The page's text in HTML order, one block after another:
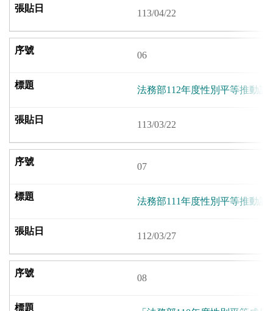
113/04/22
06
法務部112年度性別平等推動計
113/03/22
07
法務部111年度性別平等推動計
112/03/27
08